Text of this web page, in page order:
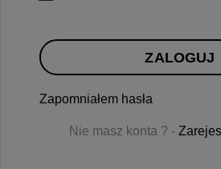
ZALOGUJ
Zapomniałem hasła
Nie masz konta ? -